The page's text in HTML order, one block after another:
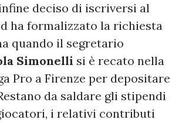
deciso di iscriversi al
ha formalizzato la richiesta
quando il segretario
Simonelli si è recato nella
Pro a Firenze per depositare
da saldare gli stipendi
i relativi contributi